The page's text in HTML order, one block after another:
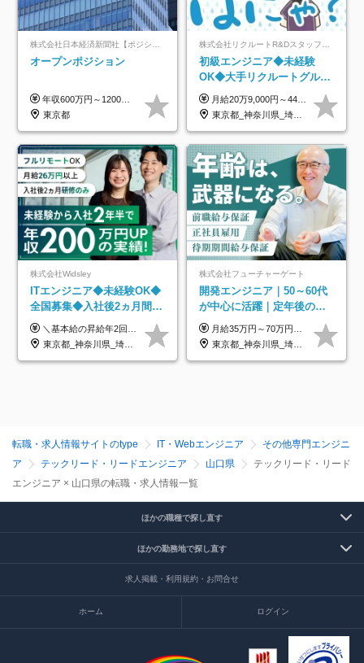
オープンポジション
年収600万円～1200万円 ※上記年収は、想定年収です。住居費補助、子手当などの各種手当を含む金額です。 ※経験・能力等を考慮の上、当社規定により決定します。
東京都
初級エンジニア◆未経験
OK◆大手リクルートグルー
プ正社員◆独自の教育体制
◆住宅手当制度あり/s
月給20万9,000円～44万円 ※試用期間6カ月あり（期間中の待遇に変更なし） ※経験・能力・前給を考慮の上、決定いたします ※時間外手当100％支給 ※派遣就業先が変更となる場合には、就業規則、労使協定等に基づき賃金が変更となる可能性があります
東京都_神奈川県_埼玉県_千葉県_大阪府_愛知県_青森県_岩手県_宮城県_秋田県_山形県_福島県_茨城県_栃木県_群馬県_山梨県_長野県_福井県_静岡県_岐阜県_三重県_兵庫県_京都府_滋賀県_奈良県_広島県_岡山県_山口県_香川県_福岡県_熊本県_佐賀県_長崎県_大分県_宮崎県_鹿児島県
株式会社Widsley
ITエンジニア◆未経験OK◆
全国募集◆入社後2ヵ月間は
研修のみ◆フルリモート
OK◆残業月3h◆服装髪型自
＼基本給の昇給年2回＆プロジェクト手当による昇給年12回！！／ 【経験者の場合】 月給33万円～70万円＋プロジェクト手当＋資格手当 ★スキルや経験を考慮の上、優遇します ★上記給与には固定残業代20時間分(月4万3883円～)を含みます。残業が超過した場合は、追加支給します(残業は月平均3時間とほぼ発生しません。残業がなくても、固定残業代は支給されます) ★試用期間中も、月給や福利厚生等は同じです ---------- 【未経験者の場合】 月給26万円～50万円＋プロジェクト手当＋資格手当 ★スキルや経験を考慮の上、優遇します ★上記給与には固定残業代20時間分(月3万719円～)を含みます。残業が超過した場合は、追加支給します(残業は月平均3時間とほぼ発生しません。残業がなくても、固定残業代は支給されます) ★試用期間6ヵ月あり ・1ヶ月目～：月給23万円～ ・2ヶ月目～6ヶ月目：月給23万円～＋プロジェクト手当1～3万円 （上記給与にはそれぞれ固定残業代20時間分(月3万719円～)を含み、超過した場合は追加支給します。） ---------- 【プロジェクト手当について】 参画するプロジェクトの単価に応じて毎月の歩合給を支給します 業界内でもトップクラスの高還元です！
東京都_神奈川県_埼玉県_千葉県_大阪府_愛知県_北海道_青森県_岩手県_宮城県_秋田県_山形県_福島県_茨城県_栃木県_群馬県_新潟県_山梨県_長野県_富山県_石川県_福井県_静岡県_岐阜県_三重県_兵庫県_京都府_滋賀県_奈良県_和歌山県_広島県_岡山県_鳥取県_島根県_山口県_徳島県_香川県_愛媛県_高知県_福岡県_熊本県_佐賀県_長崎県_大分県_宮崎県_鹿児島県_沖縄県
株式会社フューチャーゲート
開発エンジニア｜50～60代
が中心に活躍｜定年後の給
与減ナシ｜年収50万円アッ
プ実績／昇給率92％（直近3
年）
月給35万円～70万円（固定残業代30時間分63,869円～を含む）+賞与年1回 ※30時間を超える分は別途支給します ●これまでのご経験・スキル・前職給与をできる限り考慮します ●待機期間も給与を100％支給します ●試用期間中も給与や福利厚生は同じです ≪年収を維持しながら長く働けます！≫ 一般的な企業では55歳や60歳を機に年収が下がりますが、 当社は役職などではなく「スキルや経験」で評価。 エンジニアとして長く働きながら あなたにふさわしい年収を維持できます！
東京都_神奈川県_埼玉県_千葉県
転職・求人情報サイトのtype IT・Webエンジニア
その他専門エンジニ
ア
テックリード・リードエンジニア 山口県
テックリード・リード
エンジニア × 山口県の転職・求人情報一覧
ほかの職種で探し直す
ほかの勤務地で探し直す
求人掲載・利用規約・お問合せ
ホーム ログイン